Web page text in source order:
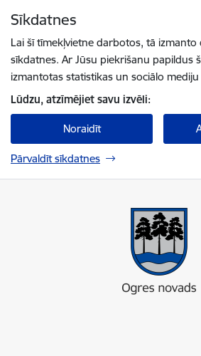
Sīkdatnes
Lai šī tīmekļvietne darbotos, tā izmanto
sīkdatnes. Ar Jūsu piekrišanu papildus
izmantotas statistikas un sociālo
Lūdzu, atzīmējiet savu izvēli:
Noraidīt
Pārvaldīt sīkdatnes